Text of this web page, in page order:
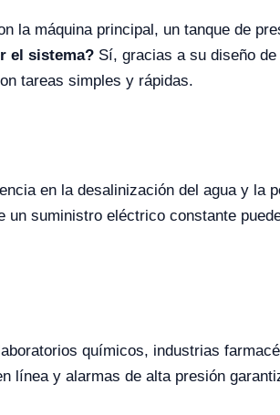
la máquina principal, un tanque de
el sistema? Sí, gracias a su diseño
tareas simples y rápidas.
en la desalinización del agua y la
suministro eléctrico constante
químicos, industrias
línea y alarmas de alta presión